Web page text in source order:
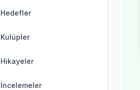
Hedefler
Kulüpler
Hikayeler
İncelemeler